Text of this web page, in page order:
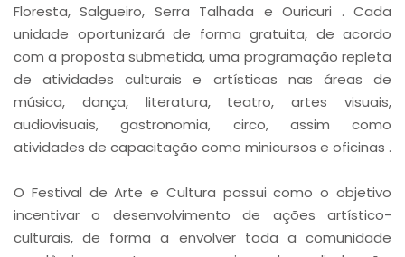
Floresta, Salgueiro, Serra Talhada e Ouricuri . Cada
unidade oportunizará de forma gratuita, de acordo
com a proposta submetida, uma programação repleta
de atividades culturais e artísticas nas áreas de
música, dança, literatura, teatro, artes visuais,
audiovisuais, gastronomia, circo, assim como
atividades de capacitação como minicursos e oficinas .
O Festival de Arte e Cultura possui como o objetivo
incentivar o desenvolvimento de ações artístico-
culturais, de forma a envolver toda a comunidade